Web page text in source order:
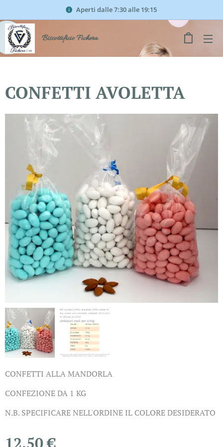
Aperti dalle 7:30 alle 19:15
Biscottificio Fichera
CONFETTI AVOLETTA
CONFETTI ALLA MANDORLA
CONFEZIONE DA 1 KG
N.B. SPECIFICARE NELL'ORDINE IL COLORE DESIDERATO
12,50€